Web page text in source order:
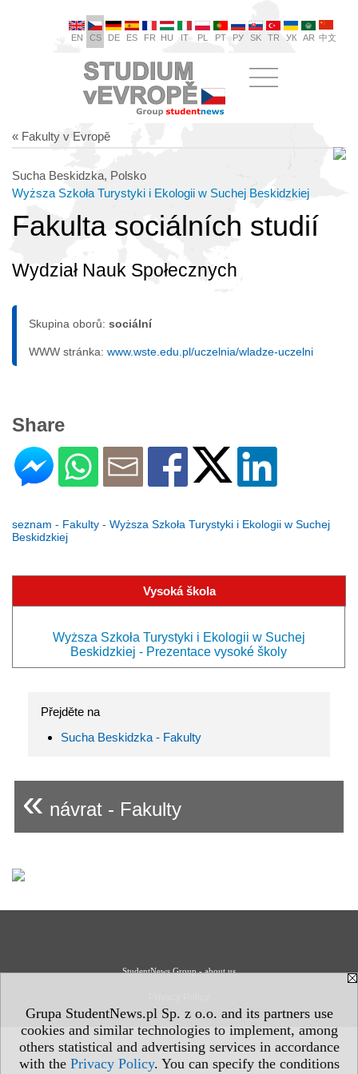
Grupa StudentNews.pl Sp. z o.o. and its partners use
cookies and similar technologies to implement, among
others statistical and advertising services in accordance
with the Privacy Policy. You can specify the conditions
EN CS DE ES FR HU IT PL PT РУ SK TR УК AR 中文
« Fakulty v Evropě
Sucha Beskidzka, Polsko
Wyższa Szkoła Turystyki i Ekologii w Suchej Beskidzkiej
Fakulta sociálních studií
Wydział Nauk Społecznych
Skupina oborů: sociální
WWW stránka: www.wste.edu.pl/uczelnia/wladze-uczelni
Share
seznam - Fakulty - Wyższa Szkoła Turystyki i Ekologii w Suchej
Beskidzkiej
Vysoká škola
Wyższa Szkoła Turystyki i Ekologii w Suchej
Beskidzkiej - Prezentace vysoké školy
Přejděte na
Sucha Beskidzka - Fakulty
« návrat - Fakulty
StudentNews Group - about us